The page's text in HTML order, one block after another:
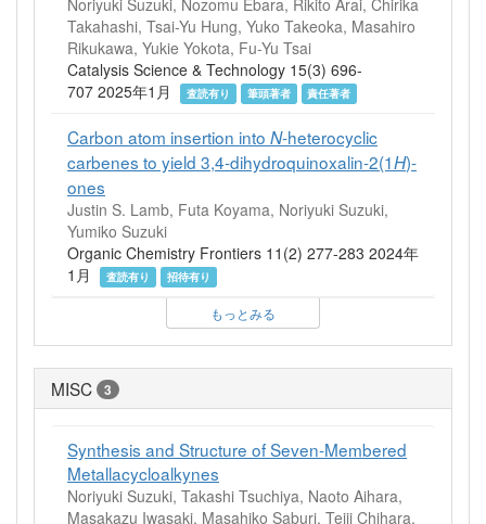
Takahashi, Tsai-Yu Hung, Yuko Takeoka, Masahiro
Rikukawa, Yukie Yokota, Fu-Yu Tsai
Catalysis Science & Technology 15(3) 696-
707 2025年1月
査読有り 筆頭著者 責任著者
Carbon atom insertion into N-heterocyclic
carbenes to yield 3,4-dihydroquinoxalin-2(1H)-
ones
Justin S. Lamb, Futa Koyama, Noriyuki Suzuki,
Yumiko Suzuki
Organic Chemistry Frontiers 11(2) 277-283 2024年
1月
査読有り 招待有り
もっとみる
MISC 3
Synthesis and Structure of Seven-Membered
Metallacycloalkynes
Noriyuki Suzuki, Takashi Tsuchiya, Naoto Aihara,
Masakazu Iwasaki, Masahiko Saburi, Teiji Chihara,